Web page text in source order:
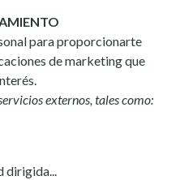
para proporcionarte
de marketing que
externos, tales como:
dirigida...